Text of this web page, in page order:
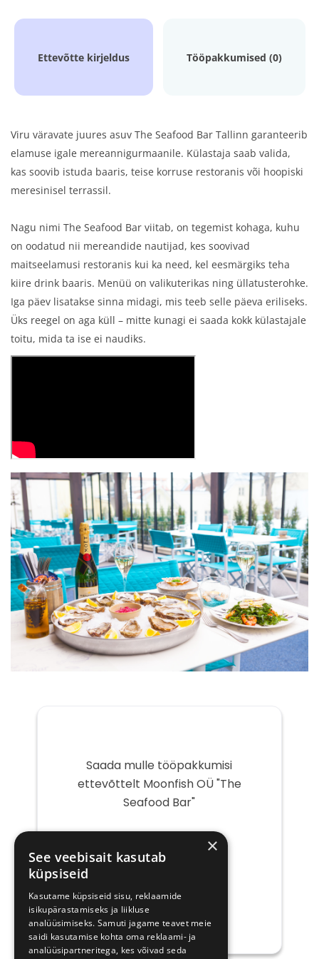
Ettevõtte kirjeldus Tööpakkumised (0)
Viru väravate juures asuv The Seafood Bar Tallinn garanteerib
elamuse igale mereannigurmaanile. Külastaja saab valida,
kas soovib istuda baaris, teise korruse restoranis või hoopiski
meresinisel terrassil.
Nagu nimi The Seafood Bar viitab, on tegemist kohaga, kuhu
on oodatud nii mereandide nautijad, kes soovivad
maitseelamusi restoranis kui ka need, kel eesmärgiks teha
kiire drink baaris. Menüü on valikuterikas ning üllatusterohke.
Iga päev lisatakse sinna midagi, mis teeb selle päeva eriliseks.
Üks reegel on aga küll – mitte kunagi ei saada kokk külastajale
toitu, mida ta ise ei naudiks.
Saada mulle tööpakkumisi
ettevõttelt Moonfish OÜ "The
Seafood Bar"
post
×
See veebisait kasutab
küpsiseid
Kasutame küpsiseid sisu, reklaamide
isikupärastamiseks ja liikluse
analüüsimiseks. Samuti jagame teavet meie
saidi kasutamise kohta oma reklaami- ja
analüüsipartneritega, kes võivad seda